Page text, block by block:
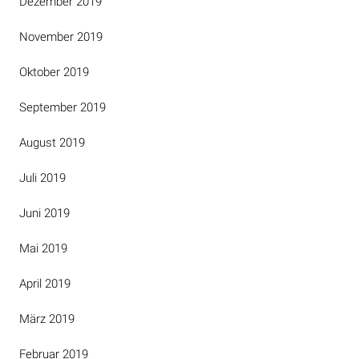
November 2019
Oktober 2019
September 2019
August 2019
Juli 2019
Juni 2019
Mai 2019
April 2019
März 2019
Februar 2019